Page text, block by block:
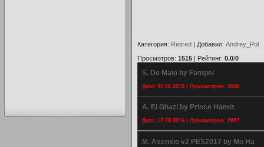
Категория: Retired | Добавил: Andrey_Pol
Просмотров: 1515 | Рейтинг: 0.0/0
S. De Maio by Fampei
Дата: 02.06.2015 | Просмотров: 2686
A. El Ghazi by Prince Hamiz
Дата: 17.08.2016 | Просмотров: 2807
M. Asensio v2 PES2017 by Mo Ha